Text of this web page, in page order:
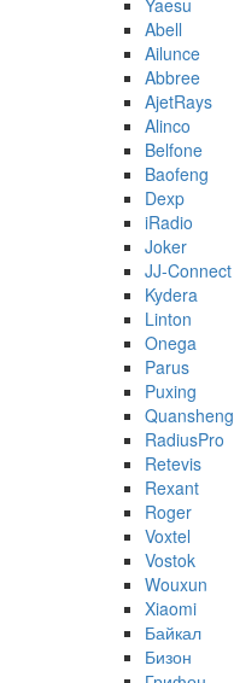
Abell
Ailunce
Abbree
AjetRays
Alinco
Belfone
Baofeng
Dexp
iRadio
Joker
JJ-Connect
Kydera
Linton
Onega
Parus
Puxing
Quansheng
RadiusPro
Retevis
Rexant
Roger
Voxtel
Vostok
Wouxun
Xiaomi
Байкал
Бизон